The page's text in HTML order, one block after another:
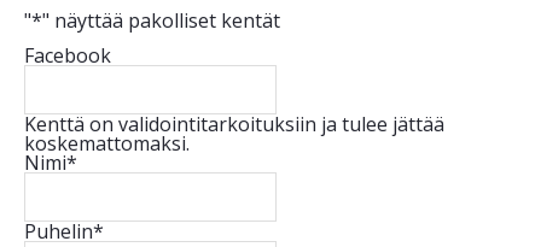
"*" näyttää pakolliset kentät
Facebook
Kenttä on validointitarkoituksiin ja tulee jättää
koskemattomaksi.
Nimi*
Puhelin*